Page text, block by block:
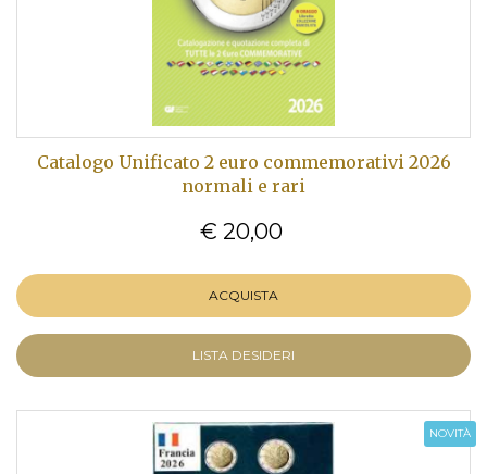
Catalogo Unificato 2 euro commemorativi 2026
normali e rari
€ 20,00
ACQUISTA
LISTA DESIDERI
NOVITÀ